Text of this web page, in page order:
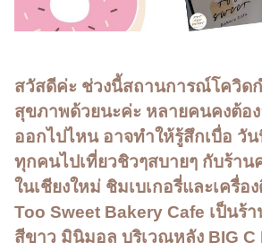
สวัสดีค่ะ ช่วงนี้สถานการณ์โควิด
สุขภาพด้วยนะค่ะ หลายคนคงต้อ
ออกไปไหน อาจทำให้รู้สึกเบื่อ วัน
ทุกคนไปเที่ยวชิวๆสบายๆ กับร้าน
ในเชียงใหม่ ชิมเบเกอรี่และเครื่อ
Too Sweet Bakery Cafe เป็นร้
สีขาว มินิมอล บริเวณหลัง BIG C